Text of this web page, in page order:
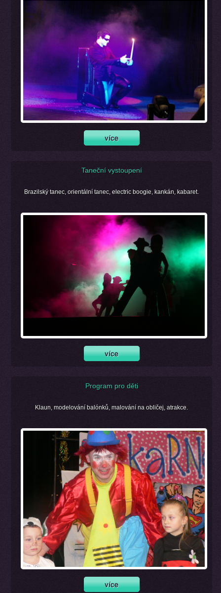
Taneční vystoupení
Brazilský tanec, orientální tanec, electric boogie, kankán, kabaret.
Program pro děti
Klaun, modelování balónků, malování na obličej, atrakce.